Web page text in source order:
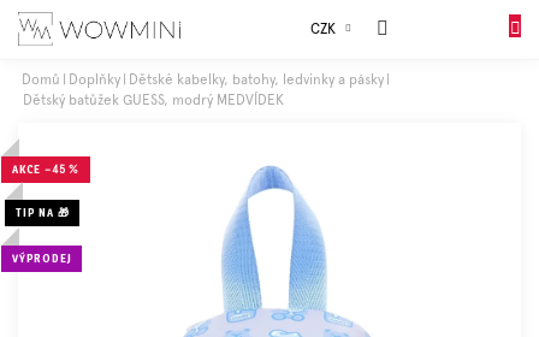
Přejít
CZK
Sales
Dívky
Chlapci
Celý
sortiment
Domů Doplňky
Dětské kabelky, batohy, ledvinky a pásky
Dětský batůžek GUESS, modrý MEDVÍDEK
AKCE –45 %
TIP NA 🎁
VÝPRODEJ